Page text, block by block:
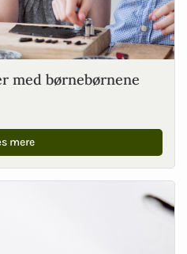
med børnebørnene
mere